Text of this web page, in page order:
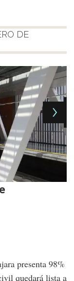
DE
presenta 98%
quedará lista a